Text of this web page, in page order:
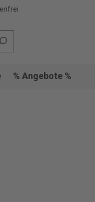
% Angebote %